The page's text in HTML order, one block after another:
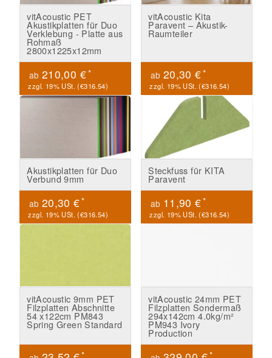
vitAcoustic PET
Akustikplatten für Duo
Verklebung - Platte aus
Rohmaß
2800x1225x12mm
ab 210,00 €*
zzgl. 19% USt. (€316.54)
vitAcoustic Kita
Paravent – Akustik-
Raumteiler
ab 20,30 €*
zzgl. 19% USt. (€316.54)
Akustikplatten für Duo
Verbund 9mm
ab 20,30 €*
zzgl. 19% USt. (€316.54)
Steckfuss für KITA
Paravent
ab 11,90 €*
zzgl. 19% USt. (€316.54)
vitAcoustic 9mm PET
Filzplatten Abschnitte
54 x122cm PM843
Spring Green Standard
*
vitAcoustic 24mm PET
Filzplatten Sondermaß
294x142cm 4.0kg/m²
PM943 Ivory
Production
*